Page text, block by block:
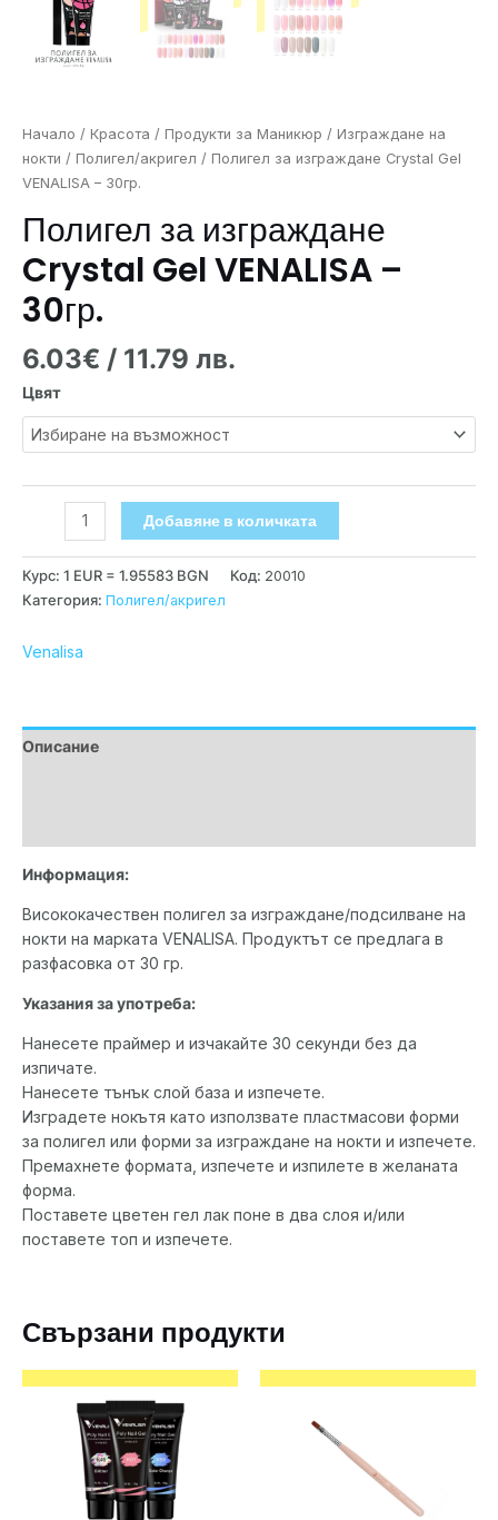
Начало / Красота / Продукти за Маникюр / Изграждане на
нокти / Полигел/акригел / Полигел за изграждане Crystal Gel
VENALISA – 30гр.
Полигел за изграждане
Crystal Gel VENALISA –
30гр.
6.03€ / 11.79 лв.
Цвят
Добавяне в количката
Курс: 1 EUR = 1.95583 BGN Код: 20010
Категория: Полигел/акригел
Venalisa
Описание
Информация:
Висококачествен полигел за изграждане/подсилване на
нокти на марката VENALISA. Продуктът се предлага в
разфасовка от 30 гр.
Указания за употреба:
Нанесете праймер и изчакайте 30 секунди без да
изпичате.
Нанесете тънък слой база и изпечете.
Изградете нокътя като използвате пластмасови форми
за полигел или форми за изграждане на нокти и изпечете.
Премахнете формата, изпечете и изпилете в желаната
форма.
Поставете цветен гел лак поне в два слоя и/или
поставете топ и изпечете.
Свързани продукти